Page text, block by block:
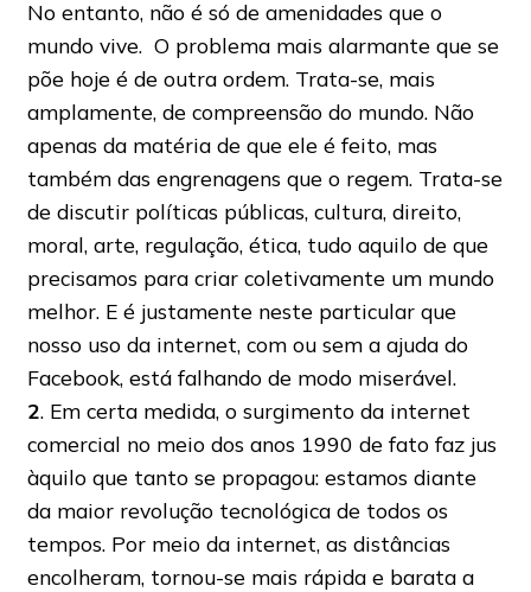
No entanto, não é só de amenidades que o
mundo vive. O problema mais alarmante que se
põe hoje é de outra ordem. Trata-se, mais
amplamente, de compreensão do mundo. Não
apenas da matéria de que ele é feito, mas
também das engrenagens que o regem. Trata-se
de discutir políticas públicas, cultura, direito,
moral, arte, regulação, ética, tudo aquilo de que
precisamos para criar coletivamente um mundo
melhor. E é justamente neste particular que
nosso uso da internet, com ou sem a ajuda do
Facebook, está falhando de modo miserável.
2. Em certa medida, o surgimento da internet
comercial no meio dos anos 1990 de fato faz jus
àquilo que tanto se propagou: estamos diante
da maior revolução tecnológica de todos os
tempos. Por meio da internet, as distâncias
encolheram, tornou-se mais rápida e barata a